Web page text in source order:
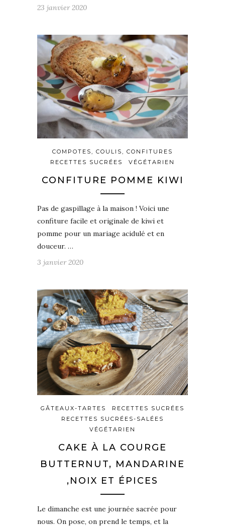
23 janvier 2020
COMPOTES, COULIS, CONFITURES
RECETTES SUCRÉES
VÉGÉTARIEN
CONFITURE POMME KIWI
Pas de gaspillage à la maison ! Voici une
confiture facile et originale de kiwi et
pomme pour un mariage acidulé et en
douceur. …
3 janvier 2020
GÂTEAUX-TARTES
RECETTES SUCRÉES
RECETTES SUCRÉES-SALÉES
VÉGÉTARIEN
CAKE À LA COURGE
BUTTERNUT, MANDARINE
,NOIX ET ÉPICES
Le dimanche est une journée sacrée pour
nous. On pose, on prend le temps, et la